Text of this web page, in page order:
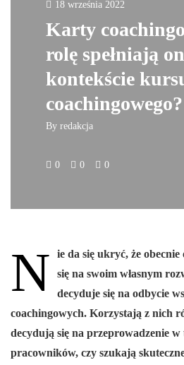
18 września 2022
Karty
rolę spełniają
kontekście
coachingowego?
By redakcja
0 0 0
N
ie da się ukryć, że
się na swoim własnym
decyduje się na odbycie
coachingowych. Korzystają z nich
decydują się na przeprowadzenie
pracowników, czy szukają